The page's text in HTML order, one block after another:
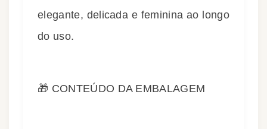
elegante, delicada e feminina ao longo
do uso.
🎁 CONTEÚDO DA EMBALAGEM